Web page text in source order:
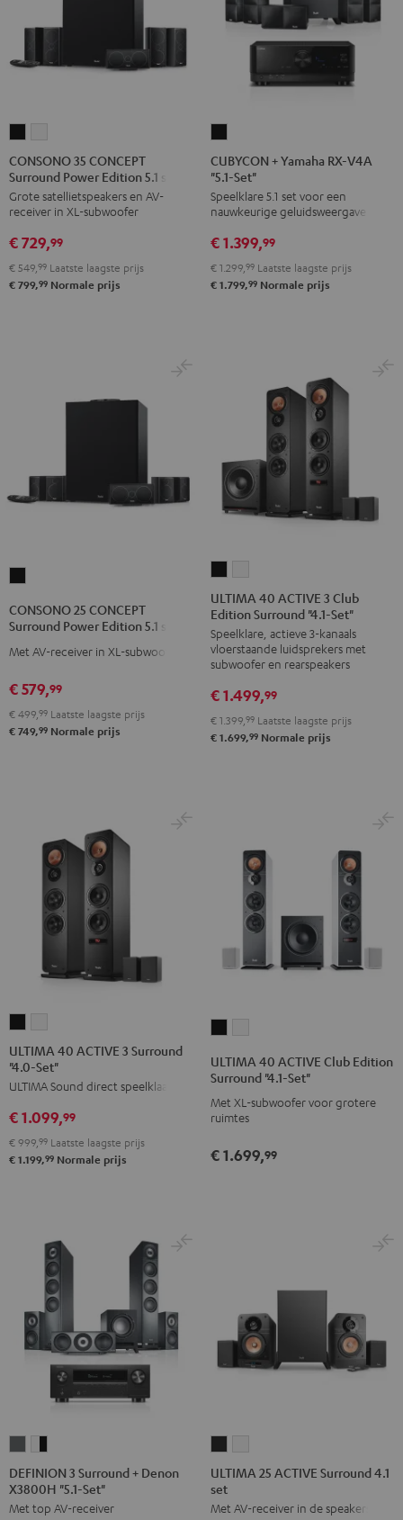
35
CONCEPT
Surround
Power
Edition
5.1
set
35
CONCEPT
Surround
Power
Edition
5.1
set
CONSONO 35 CONCEPT
Surround Power Edition 5.1 set
Grote satellietspeakers en AV-
receiver in XL-subwoofer
€ 729,99
€ 549, 99 Laatste laagste prijs
€ 799,99 Normale prijs
+
Yamaha
RX-
V4A
"5.1-
Set"
Zwart
CUBYCON + Yamaha RX-V4A
"5.1-Set"
Speelklare 5.1 set voor een
nauwkeurige geluidsweergave
€ 1.399,99
€ 1.299, 99 Laatste laagste prijs
€ 1.799,99 Normale prijs
CONCEPT
Edition
set
CONSONO 25 CONCEPT
Surround Power Edition 5.1 set
Met AV-receiver in XL-subwoofer
€ 579,99
€ 499, 99 Laatste laagste prijs
€ 749,99 Normale prijs
40
ACTIVE
3
Club
Surround
"4.1-
Set"
40
ACTIVE
3
Club
Surround
"4.1-
Set"
ULTIMA 40 ACTIVE 3 Club
Edition Surround "4.1-Set"
Speelklare, actieve 3-kanaals
vloerstaande luidsprekers met
subwoofer en rearspeakers
€ 1.499,99
€ 1.399, 99 Laatste laagste prijs
€ 1.699,99 Normale prijs
40
ACTIVE
3
Surround
Set"
40
ACTIVE
3
Surround
"4.0-
Set"
ULTIMA 40 ACTIVE 3 Surround
"4.0-Set"
ULTIMA Sound direct speelklaar
€ 1.099,99
€ 999, 99 Laatste laagste prijs
€ 1.199,99 Normale prijs
ACTIVE
Edition
"4.1-
ACTIVE
Edition
"4.1-
ULTIMA 40 ACTIVE Club Edition
Surround "4.1-Set"
Met XL-subwoofer voor grotere
ruimtes
€ 1.699,99
3
Surround
+
3
Surround
+
DEFINION 3 Surround + Denon
X3800H "5.1-Set"
Met top AV-receiver
25
ACTIVE
Surround
25
Surround
ULTIMA 25 ACTIVE Surround 4.1
set
Met AV-receiver in de speakers